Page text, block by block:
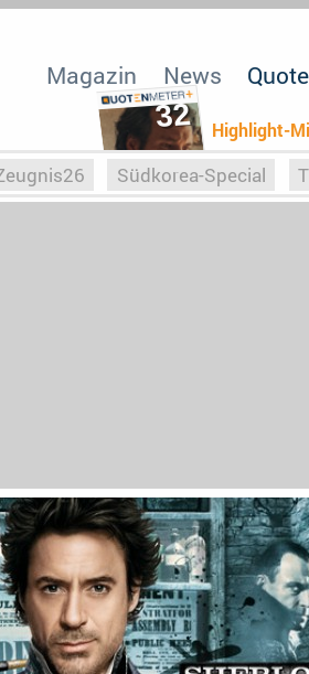
32 Highlight-
Magazin News
Südkorea-Special